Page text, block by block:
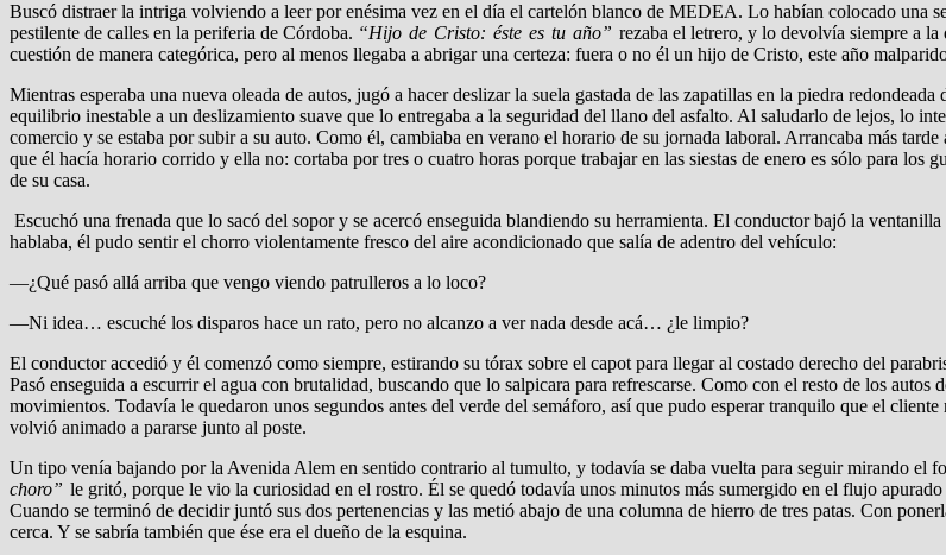
Buscó distraer la intriga volviendo a leer por enésima vez en el día el cartelón blanco de MEDEA. Lo habían colocado una
pestilente de calles en la periferia de Córdoba. “Hijo de Cristo: éste es tu año” rezaba el letrero, y lo devolvía siempre a
cuestión de manera categórica, pero al menos llegaba a abrigar una certeza: fuera o no él un hijo de Cristo, este año
Mientras esperaba una nueva oleada de autos, jugó a hacer deslizar la suela gastada de las zapatillas en la piedra
equilibrio inestable a un deslizamiento suave que lo entregaba a la seguridad del llano del asfalto. Al saludarlo de lejos, lo
comercio y se estaba por subir a su auto. Como él, cambiaba en verano el horario de su jornada laboral. Arrancaba más
que él hacía horario corrido y ella no: cortaba por tres o cuatro horas porque trabajar en las siestas de enero es sólo para
de su casa.
Escuchó una frenada que lo sacó del sopor y se acercó enseguida blandiendo su herramienta. El conductor bajó la
hablaba, él pudo sentir el chorro violentamente fresco del aire acondicionado que salía de adentro del vehículo:
—¿Qué pasó allá arriba que vengo viendo patrulleros a lo loco?
—Ni idea… escuché los disparos hace un rato, pero no alcanzo a ver nada desde acá… ¿le limpio?
El conductor accedió y él comenzó como siempre, estirando su tórax sobre el capot para llegar al costado derecho del
Pasó enseguida a escurrir el agua con brutalidad, buscando que lo salpicara para refrescarse. Como con el resto de los
movimientos. Todavía le quedaron unos segundos antes del verde del semáforo, así que pudo esperar tranquilo que el
volvió animado a pararse junto al poste.
Un tipo venía bajando por la Avenida Alem en sentido contrario al tumulto, y todavía se daba vuelta para seguir mirando el
choro” le gritó, porque le vio la curiosidad en el rostro. Él se quedó todavía unos minutos más sumergido en el flujo
Cuando se terminó de decidir juntó sus dos pertenencias y las metió abajo de una columna de hierro de tres patas. Con
cerca. Y se sabría también que ése era el dueño de la esquina.